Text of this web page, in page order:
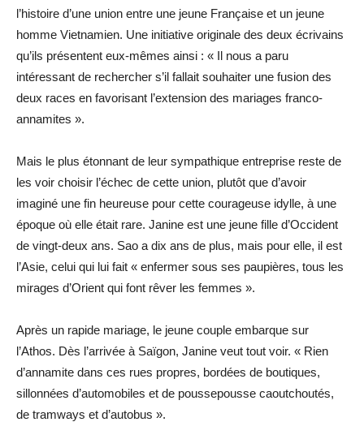
l’histoire d’une union entre une jeune Française et un jeune
homme Vietnamien. Une initiative originale des deux écrivains
qu’ils présentent eux-mêmes ainsi : « Il nous a paru
intéressant de rechercher s’il fallait souhaiter une fusion des
deux races en favorisant l’extension des mariages franco-
annamites ».
Mais le plus étonnant de leur sympathique entreprise reste de
les voir choisir l’échec de cette union, plutôt que d’avoir
imaginé une fin heureuse pour cette courageuse idylle, à une
époque où elle était rare. Janine est une jeune fille d’Occident
de vingt-deux ans. Sao a dix ans de plus, mais pour elle, il est
l’Asie, celui qui lui fait « enfermer sous ses paupières, tous les
mirages d’Orient qui font rêver les femmes ».
Après un rapide mariage, le jeune couple embarque sur
l’Athos. Dès l’arrivée à Saïgon, Janine veut tout voir. « Rien
d’annamite dans ces rues propres, bordées de boutiques,
sillonnées d’automobiles et de poussepousse caoutchoutés,
de tramways et d’autobus ».